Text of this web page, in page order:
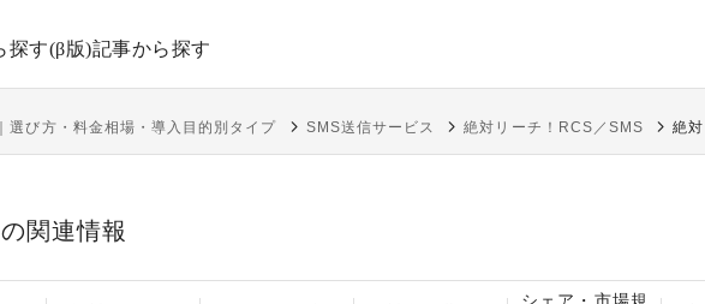
探す(β版)記事から探す
選び方・料金相場・導入目的別タイプ SMS送信サービス 絶対リーチ！RCS／SMS 絶
の関連情報